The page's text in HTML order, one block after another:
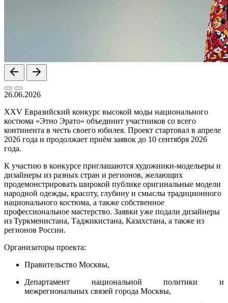
26.06.2026
XXV Евразийский конкурс высокой моды национального
костюма «Этно Эрато» объединит участников со всего
континента в честь своего юбилея. Проект стартовал в апреле
2026 года и продолжает приём заявок до 10 сентября 2026
года.
К участию в конкурсе приглашаются художники-модельеры и
дизайнеры из разных стран и регионов, желающих
продемонстрировать широкой публике оригинальные модели
народной одежды, красоту, глубину и смыслы традиционного
национального костюма, а также собственное
профессиональное мастерство. Заявки уже подали дизайнеры
из Туркменистана, Таджикистана, Казахстана, а также из
регионов России.
Организаторы проекта:
Правительство Москвы,
Департамент национальной политики и
межрегиональных связей города Москвы,